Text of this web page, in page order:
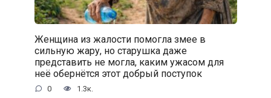
Женщина из жалости помогла змее в
сильную жару, но старушка даже
представить не могла, каким ужасом для
неё обернётся этот добрый поступок
0 1.3к.